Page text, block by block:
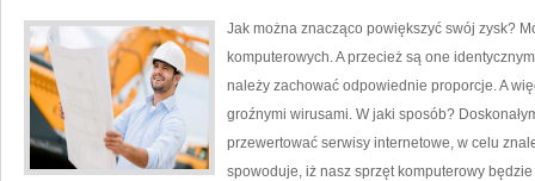
Jak można znacząco powiększyć swój zysk?
komputerowych. A przecież są one
należy zachować odpowiednie proporcje. A
groźnymi wirusami. W jaki sposób?
przewertować serwisy internetowe, w celu
spowoduje, iż nasz sprzęt komputerowy